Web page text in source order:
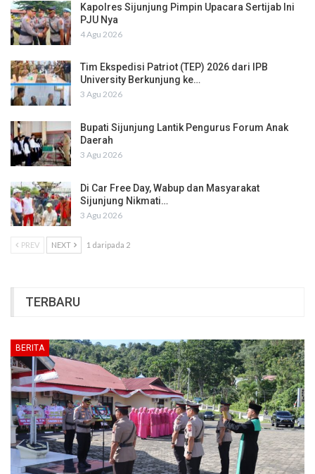
Kapolres Sijunjung Pimpin Upacara Sertijab Ini
PJU Nya
4 Agu 2026
Tim Ekspedisi Patriot (TEP) 2026 dari IPB
University Berkunjung ke…
3 Agu 2026
Bupati Sijunjung Lantik Pengurus Forum Anak
Daerah
3 Agu 2026
Di Car Free Day, Wabup dan Masyarakat
Sijunjung Nikmati…
3 Agu 2026
PREV NEXT 1 daripada 2
TERBARU
BERITA